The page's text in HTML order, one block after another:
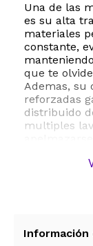
Una de las
es su alta
materiales
constante,
que te
Ademas, su
reforzadas
distribuido
multiples
La
Esto